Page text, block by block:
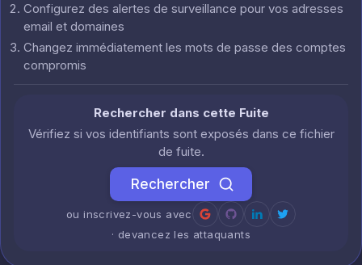
Configurez des alertes de surveillance pour vos adresses
email et domaines
Changez immédiatement les mots de passe des comptes
compromis
Rechercher dans cette Fuite
Vérifiez si vos identifiants sont exposés dans ce fichier
de fuite.
Rechercher
ou inscrivez-vous avec
· devancez les attaquants